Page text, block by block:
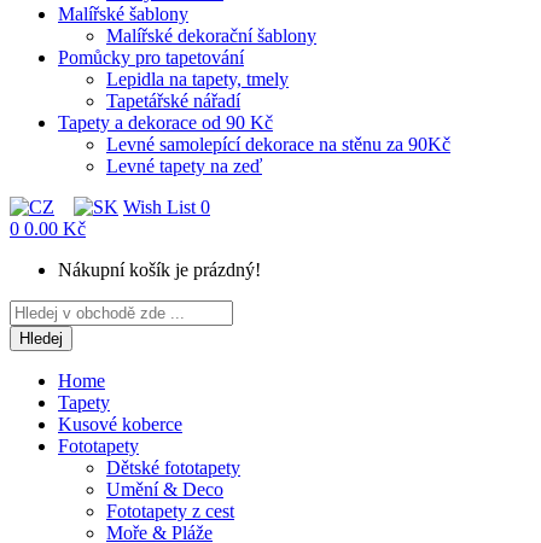
Malířské šablony
Malířské dekorační šablony
Pomůcky pro tapetování
Lepidla na tapety, tmely
Tapetářské nářadí
Tapety a dekorace od 90 Kč
Levné samolepící dekorace na stěnu za 90Kč
Levné tapety na zeď
Wish List 0
0 0.00 Kč
Nákupní košík je prázdný!
Hledej
Home
Tapety
Kusové koberce
Fototapety
Dětské fototapety
Umění & Deco
Fototapety z cest
Moře & Pláže